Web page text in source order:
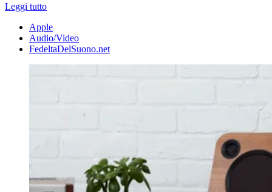
Leggi tutto
Apple
Audio/Video
FedeltaDelSuono.net